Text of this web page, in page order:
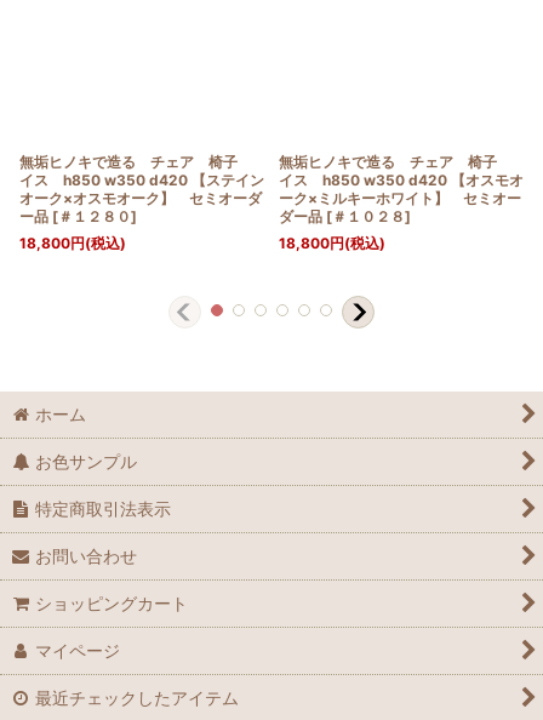
無垢ヒノキで造る チェア 椅子
イス h850 w350 d420 【ステイン
オーク×オスモオーク】 セミオーダ
ー品 [ ＃１２８０]
18,800円(税込)
無垢ヒノキで造る チェア 椅子
イス h850 w350 d420 【オスモオ
ーク×ミルキーホワイト】 セミオー
ダー品 [ ＃１０２８]
18,800円(税込)
ホーム
お色サンプル
特定商取引法表示
お問い合わせ
ショッピングカート
マイページ
最近チェックしたアイテム